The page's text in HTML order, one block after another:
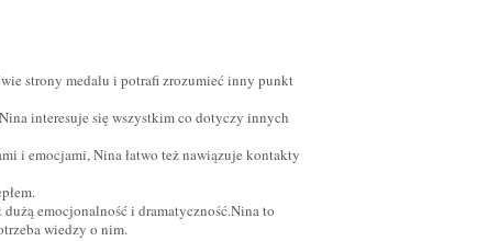
strony medalu i potrafi zrozumieć inny punkt
interesuje się wszystkim co dotyczy innych
i emocjami, Nina łatwo też nawiązuje kontakty
emocjonalność i dramatyczność.Nina to
wiedzy o nim.